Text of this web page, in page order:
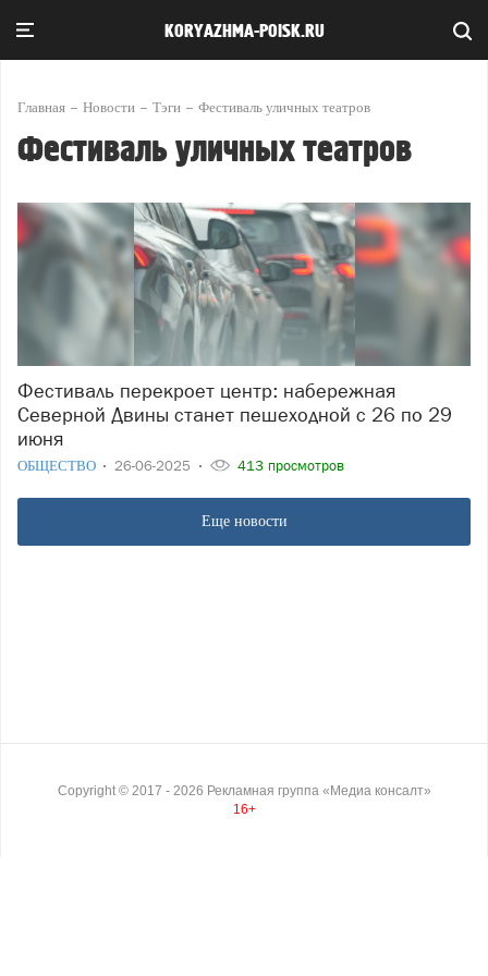
KORYAZHMA-POISK.RU
Главная Новости Тэги Фестиваль уличных театров
Фестиваль уличных театров
Фестиваль перекроет центр: набережная
Северной Двины станет пешеходной с 26 по 29
июня
ОБЩЕСТВО 26-06-2025 413 просмотров
Еще новости
Copyright © 2017 - 2026 Рекламная группа «Медиа консалт»
16+